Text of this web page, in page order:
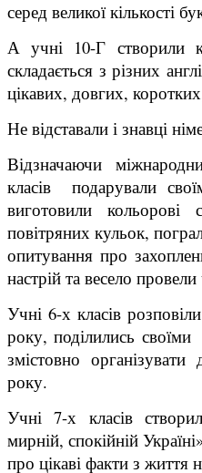
серед великої кількості
А учні 10-Г створили
складається з різних
цікавих, довгих,
Не відставали і знавці
Відзначаючи
класів подарували
виготовили
повітряних кульок,
опитування про
настрій та весело провели
Учні 6-х класів
року, поділились
змістовно
року.
Учні 7-х класів
мирній, спокійній
про цікаві факти з життя